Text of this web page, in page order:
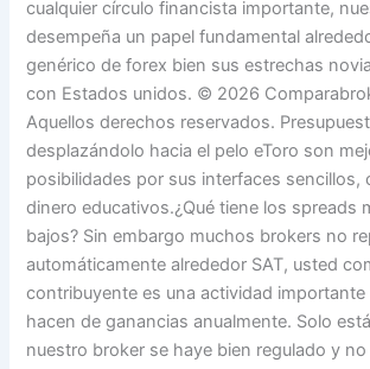
cualquier círculo financista importante,
desempeña un papel fundamental
genérico de forex bien sus estrechas
con Estados unidos. © 2026
Aquellos derechos reservados.
desplazándolo hacia el pelo eToro son
posibilidades por sus interfaces sencillos,
dinero educativos.¿Qué tiene los spreads
bajos? Sin embargo muchos brokers no
automáticamente alrededor SAT, usted
contribuyente es una actividad importante
hacen de ganancias anualmente. Solo
nuestro broker se haye bien regulado y